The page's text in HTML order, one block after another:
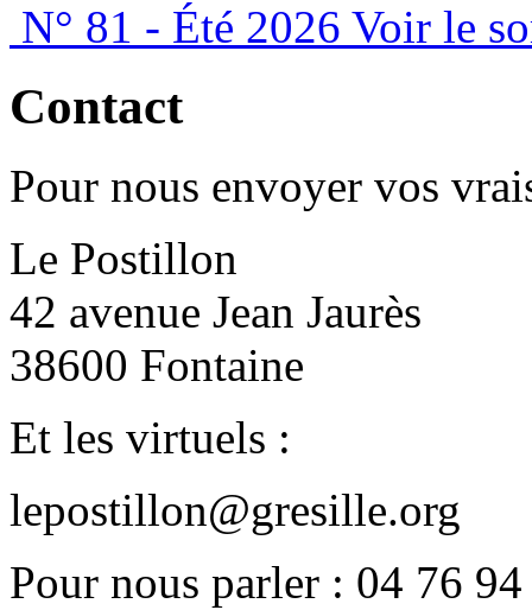
N° 81 - Été 2026 Voir le
Contact
Pour nous envoyer vos
Le Postillon
42 avenue Jean Jaurès
38600 Fontaine
Et les virtuels :
lepostillon@gresille.org
Pour nous parler : 04 76